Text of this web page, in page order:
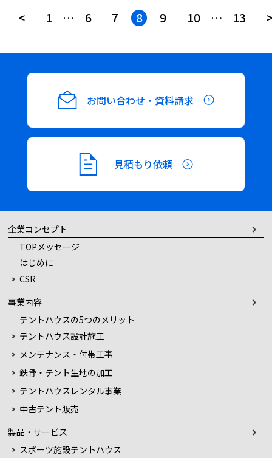
投
稿
ナ
ビ
ゲ
ー
シ
ョ
ン
< 1 … 6 7 8 9 10 … 13
お問い合わせ・資料請求
見積もり依頼
企業コンセプト
TOPメッセージ
はじめに
CSR
事業内容
テントハウスの5つのメリット
テントハウス設計施工
メンテナンス・付帯工事
鉄骨・テント生地の加工
テントハウスレンタル事業
中古テント販売
製品・サービス
スポーツ施設テントハウス